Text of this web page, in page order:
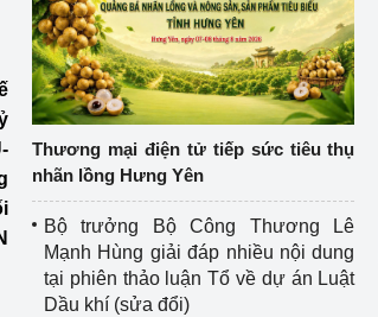
Thương mại điện tử tiếp sức tiêu thụ
nhãn lồng Hưng Yên
Bộ trưởng Bộ Công Thương Lê
Mạnh Hùng giải đáp nhiều nội dung
tại phiên thảo luận Tổ về dự án Luật
Dầu khí (sửa đổi)